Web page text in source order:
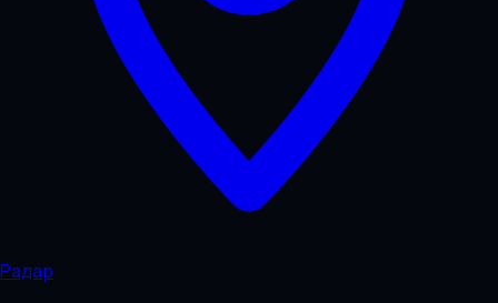
Радар